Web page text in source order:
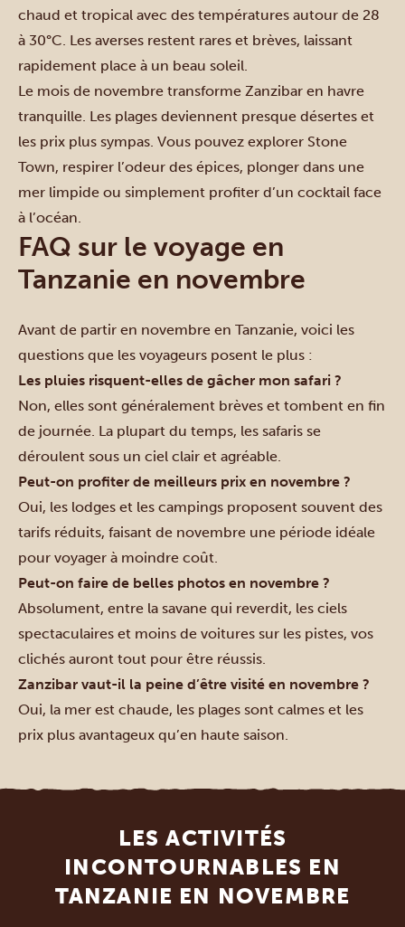
chaud et tropical avec des températures autour de 28
à 30°C. Les averses restent rares et brèves, laissant
rapidement place à un beau soleil.
Le mois de novembre transforme Zanzibar en havre
tranquille. Les plages deviennent presque désertes et
les prix plus sympas. Vous pouvez explorer Stone
Town, respirer l’odeur des épices, plonger dans une
mer limpide ou simplement profiter d’un cocktail face
à l’océan.
FAQ sur le voyage en
Tanzanie en novembre
Avant de partir en novembre en Tanzanie, voici les
questions que les voyageurs posent le plus :
Les pluies risquent-elles de gâcher mon safari ?
Non, elles sont généralement brèves et tombent en fin
de journée. La plupart du temps, les safaris se
déroulent sous un ciel clair et agréable.
Peut-on profiter de meilleurs prix en novembre ?
Oui, les lodges et les campings proposent souvent des
tarifs réduits, faisant de novembre une période idéale
pour voyager à moindre coût.
Peut-on faire de belles photos en novembre ?
Absolument, entre la savane qui reverdit, les ciels
spectaculaires et moins de voitures sur les pistes, vos
clichés auront tout pour être réussis.
Zanzibar vaut-il la peine d’être visité en novembre ?
Oui, la mer est chaude, les plages sont calmes et les
prix plus avantageux qu’en haute saison.
LES ACTIVITÉS
INCONTOURNABLES EN
TANZANIE EN NOVEMBRE